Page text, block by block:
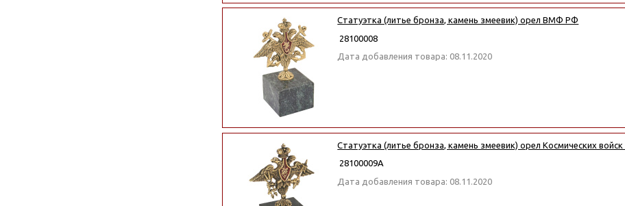
Статуэтка (литье бронза, камень змеевик) орел ВМФ РФ
28100008
Дата добавления товара: 08.11.2020
Статуэтка (литье бронза, камень змеевик) орел Космических
28100009А
Дата добавления товара: 08.11.2020